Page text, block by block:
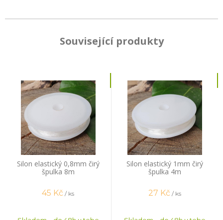
Související produkty
Silon elastický 0,8mm čirý
špulka 8m
45 Kč / ks
Silon elastický 1mm čirý
špulka 4m
27 Kč / ks